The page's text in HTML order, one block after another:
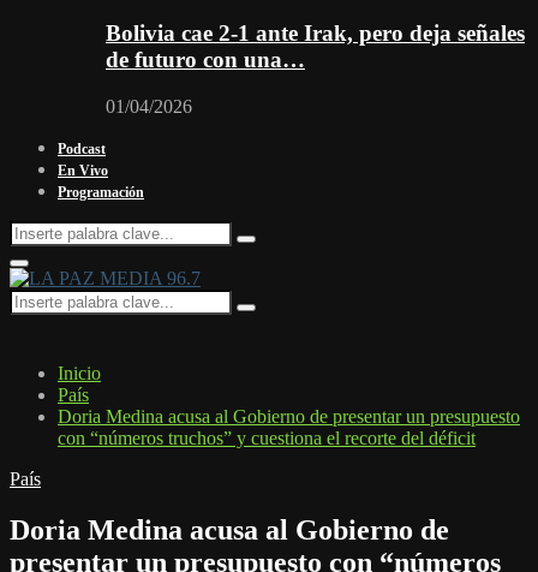
Bolivia cae 2-1 ante Irak, pero deja señales
de futuro con una…
01/04/2026
Podcast
En Vivo
Programación
Search
for:
Search
Facebook
Twitter
Instagram
Youtube
Email
Twitch
Whatsapp
Primary
Menu
Search
for:
Search
Inicio
País
Doria Medina acusa al Gobierno de presentar un presupuesto
con “números truchos” y cuestiona el recorte del déficit
País
Doria Medina acusa al Gobierno de
presentar un presupuesto con “números